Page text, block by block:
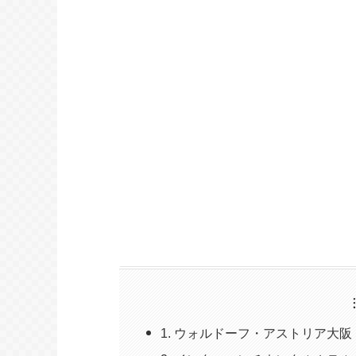
1. ウォルドーフ・アストリア大阪